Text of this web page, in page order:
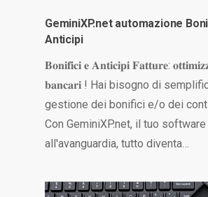
GeminiXP.net automazione
Anticipi
𝐁𝐨𝐧𝐢𝐟𝐢𝐜𝐢 𝐞 𝐀𝐧𝐭𝐢𝐜𝐢𝐩𝐢 𝐅𝐚𝐭𝐭𝐮𝐫𝐞:
𝐛𝐚𝐧𝐜𝐚𝐫𝐢 ! Hai bisogno di
gestione dei bonifici e/o dei
Con GeminiXP.net, il tuo software
all'avanguardia, tutto diventa…